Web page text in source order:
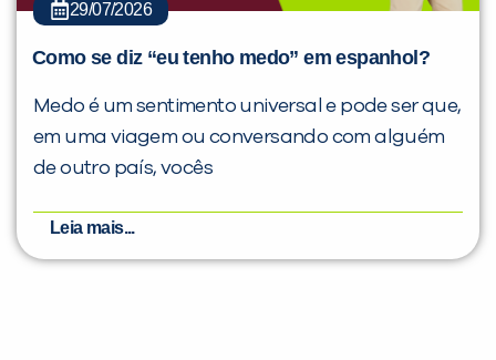
29/07/2026
Como se diz “eu tenho medo” em espanhol?
Medo é um sentimento universal e pode ser que,
em uma viagem ou conversando com alguém
de outro país, vocês
Leia mais...